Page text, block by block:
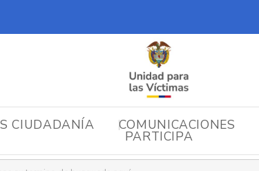
CIUDADANÍA COMUNICACIONES
PARTICIPA